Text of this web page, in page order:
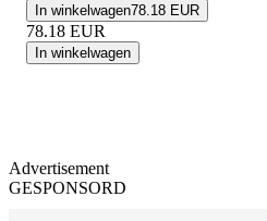
In winkelwagen78.18 EUR
78.18 EUR
In winkelwagen
Advertisement
GESPONSORD